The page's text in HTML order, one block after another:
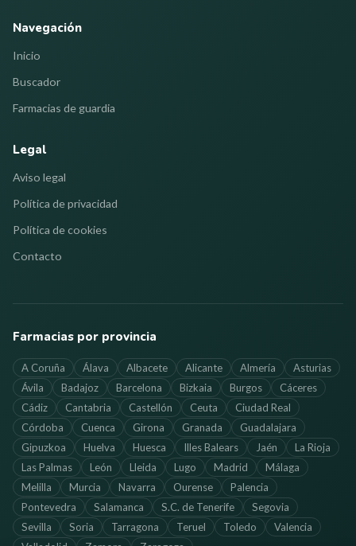
Navegación
Inicio
Buscador
Farmacias de guardia
Legal
Aviso legal
Política de privacidad
Política de cookies
Contacto
Farmacias por provincia
A Coruña Álava Albacete Alicante Almería
Asturias
Ávila
Badajoz Barcelona Bizkaia Burgos
Cáceres
Cádiz
Cantabria Castellón Ceuta
Ciudad Real
Córdoba
Cuenca Girona Granada
Guadalajara
Gipuzkoa
Huelva Huesca Illes Balears Jaén
La Rioja
Las Palmas
León Lleida Lugo Madrid
Málaga
Melilla
Murcia Navarra Ourense
Palencia
Pontevedra
Salamanca S.C. de Tenerife
Segovia
Sevilla
Soria Tarragona Teruel Toledo
Valencia